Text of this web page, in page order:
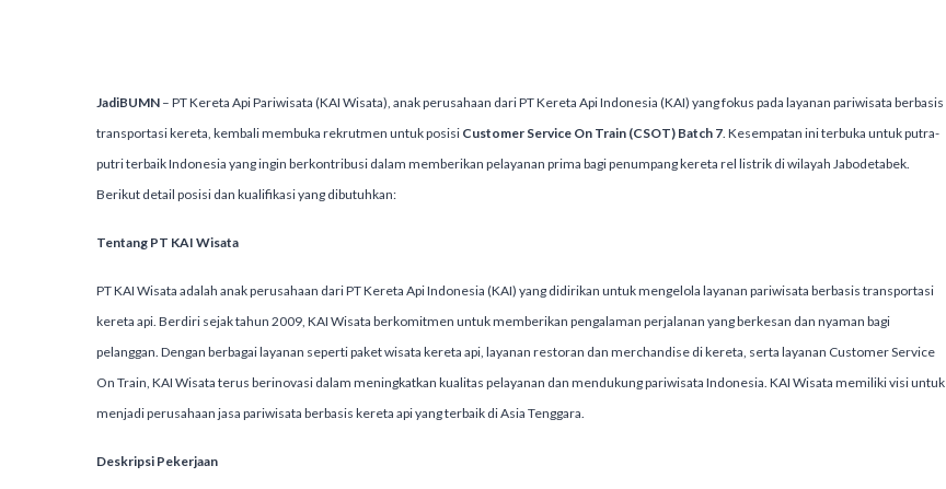
JadiBUMN – PT Kereta Api Pariwisata (KAI Wisata), anak perusahaan dari PT Kereta Api Indonesia (KAI) yang fokus pada layanan pariwisata berbasis
transportasi kereta, kembali membuka rekrutmen untuk posisi Customer Service On Train (CSOT) Batch 7. Kesempatan ini terbuka untuk putra-
putri terbaik Indonesia yang ingin berkontribusi dalam memberikan pelayanan prima bagi penumpang kereta rel listrik di wilayah Jabodetabek.
Berikut detail posisi dan kualifikasi yang dibutuhkan:
Tentang PT KAI Wisata
PT KAI Wisata adalah anak perusahaan dari PT Kereta Api Indonesia (KAI) yang didirikan untuk mengelola layanan pariwisata berbasis transportasi
kereta api. Berdiri sejak tahun 2009, KAI Wisata berkomitmen untuk memberikan pengalaman perjalanan yang berkesan dan nyaman bagi
pelanggan. Dengan berbagai layanan seperti paket wisata kereta api, layanan restoran dan merchandise di kereta, serta layanan Customer Service
On Train, KAI Wisata terus berinovasi dalam meningkatkan kualitas pelayanan dan mendukung pariwisata Indonesia. KAI Wisata memiliki visi untuk
menjadi perusahaan jasa pariwisata berbasis kereta api yang terbaik di Asia Tenggara.
Deskripsi Pekerjaan